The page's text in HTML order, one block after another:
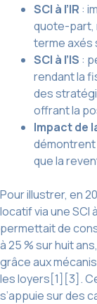
SCI à l’IR :
quote-part,
terme axés
SCI à l’IS :
rendant la
des
offrant la
Impact de
que la
Pour illustrer, en
locatif via une SCI
permettait de
à 25 % sur huit
grâce aux
les loyers[1][3].
s’appuie sur des